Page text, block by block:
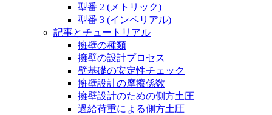
型番 2 (メトリック)
型番 3 (インペリアル)
記事とチュートリアル
擁壁の種類
擁壁の設計プロセス
壁基礎の安定性チェック
擁壁設計の摩擦係数
擁壁設計のための側方土圧
過給荷重による側方土圧